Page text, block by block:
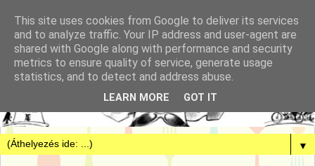
▼
This site uses cookies from Google to deliver its services
and to analyze traffic. Your IP address and user-agent are
shared with Google along with performance and security
metrics to ensure quality of service, generate usage
statistics, and to detect and address abuse.
LEARN MORE GOT IT